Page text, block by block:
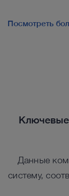
Посмотреть
Ключевые
Данные
систему,